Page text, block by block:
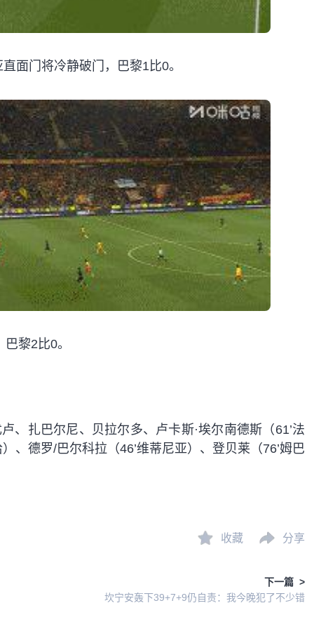
面门将冷静破门，巴黎1比0。
黎2比0。
、扎巴尔尼、贝拉尔多、卢卡斯·埃尔南德斯（61’法
）、德罗/巴尔科拉（46’维蒂尼亚）、登贝莱（76’姆巴
收藏 分享
下一篇 >
坎宁安轰下39+7+9仍自责：我今晚犯了不少错